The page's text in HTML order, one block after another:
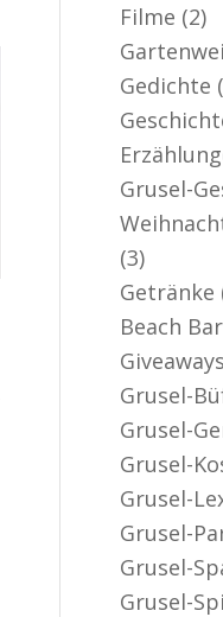
Filme (2)
Gedichte
Grusel-
(3)
Getränke
Beach Bar
Giveaways
Grusel-
Grusel-
Grusel-
Grusel-
Grusel-
Grusel-
Grusel-